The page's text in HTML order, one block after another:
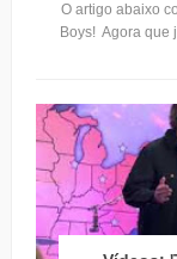
O artigo abaixo
Boys! Agora que